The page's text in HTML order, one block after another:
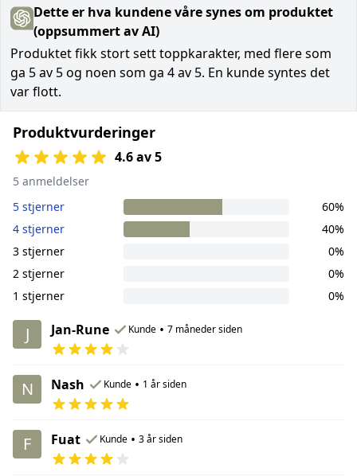
Dette er hva kundene våre synes om produktet
(oppsummert av AI)
Produktet fikk stort sett toppkarakter, med flere som
ga 5 av 5 og noen som ga 4 av 5. En kunde syntes det
var flott.
Produktvurderinger
4.6 av 5
5 anmeldelser
5 stjerner
60%
4 stjerner
40%
3 stjerner
0%
2 stjerner
0%
1 stjerner
0%
J Jan-Rune Kunde • 7 måneder siden
N Nash Kunde • 1 år siden
F Fuat Kunde • 3 år siden